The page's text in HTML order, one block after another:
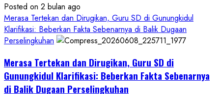
Posted on 2 bulan ago
Merasa Tertekan dan Dirugikan, Guru SD di Gunungkidul
Klarifikasi: Beberkan Fakta Sebenarnya di Balik Dugaan
Perselingkuhan
Merasa Tertekan dan Dirugikan, Guru SD di
Gunungkidul Klarifikasi: Beberkan Fakta Sebenarnya
di Balik Dugaan Perselingkuhan